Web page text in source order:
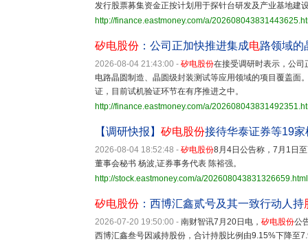
发行股票募集资金正按计划用于探针台研发及产业基地建
http://finance.eastmoney.com/a/
矽电股份 ：公司正加快推进集成电路领域的
2026-08-04 21:43:00 - 矽电股份在接受调研时表示，公
电路晶圆制造、晶圆级封装测试等应用领域的项目覆盖
证，目前试机验证环节在有序推进之中。
http://finance.eastmoney.com/a/
【调研快报】 矽电股份接待华泰证券等19家
2026-08-04 18:52:48 - 矽电股份8月4日公告称，7月1日
董事会秘书 杨波,证券事务代表 陈裕强。
http://stock.eastmoney.com/a/202608043831326659.html
矽电股份 ：西博汇鑫贰号及其一致行动人持
2026-07-20 19:50:00 - 南财智讯7月20日电， 矽电股份公
西博汇鑫叁号因减持股份，合计持股比例由9.15%下降至